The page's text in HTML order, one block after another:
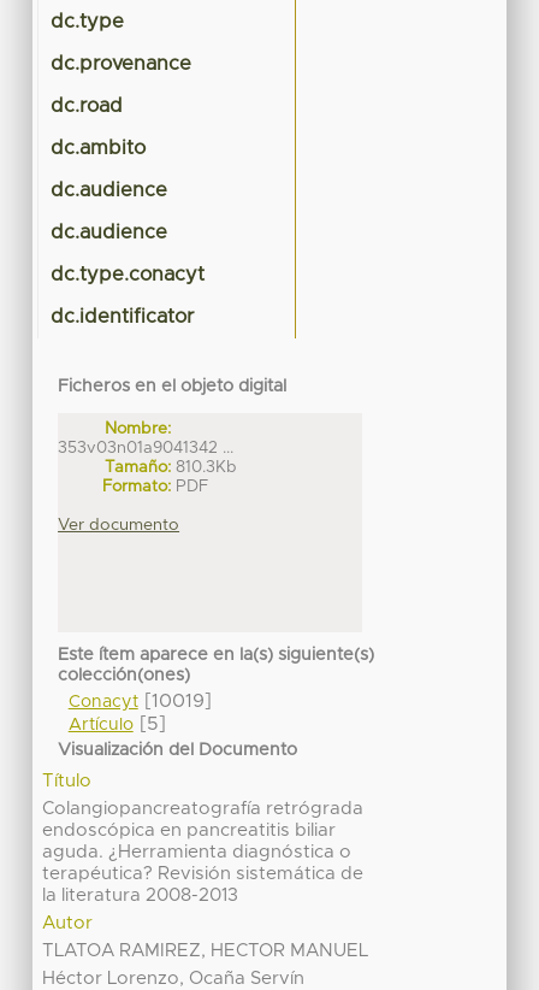
dc.type
dc.provenance
dc.road
dc.ambito
dc.audience
dc.audience
dc.type.conacyt
dc.identificator
Ficheros en el objeto digital
Nombre:
353v03n01a9041342 ...
Tamaño: 810.3Kb
Formato: PDF
Ver documento
Este ítem aparece en la(s) siguiente(s)
colección(ones)
Conacyt[10019]
Artículo[5]
Visualización del Documento
Título
Colangiopancreatografía retrógrada
endoscópica en pancreatitis biliar
aguda. ¿Herramienta diagnóstica o
terapéutica? Revisión sistemática de
la literatura 2008-2013
Autor
TLATOA RAMIREZ, HECTOR MANUEL
Héctor Lorenzo, Ocaña Servín